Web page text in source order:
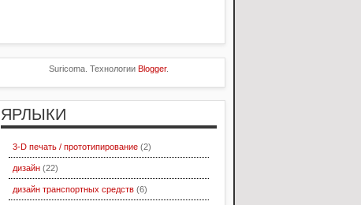
Suricoma. Технологии Blogger.
ЯРЛЫКИ
3-D печать / прототипирование (2)
дизайн (22)
дизайн транспортных средств (6)